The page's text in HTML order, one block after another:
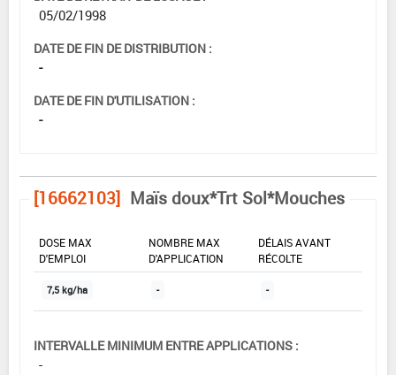
05/02/1998
DATE DE FIN DE DISTRIBUTION :
-
DATE DE FIN D'UTILISATION :
-
[16662103] Maïs doux*Trt Sol*Mouches
DOSE MAX
D'EMPLOI
NOMBRE MAX
D'APPLICATION
DÉLAIS AVANT
RÉCOLTE
7,5 kg/ha - -
INTERVALLE MINIMUM ENTRE APPLICATIONS :
-